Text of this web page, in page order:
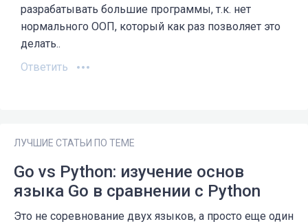
разрабатывать большие программы, т.к. нет
нормального ООП, который как раз позволяет это
делать..
Ответить
ЛУЧШИЕ СТАТЬИ ПО ТЕМЕ
Go vs Python: изучение основ
языка Go в сравнении с Python
Это не соревнование двух языков, а просто еще один